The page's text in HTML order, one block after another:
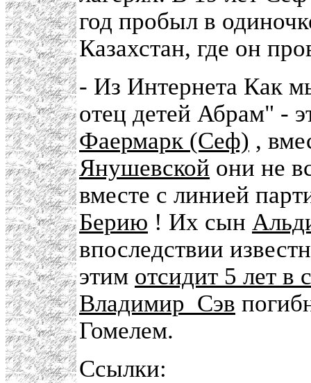
год пробыл в
Казахстан, где он
- Из Интернета Как
отец детей Абрам" -
Фаермарк (Сеф) ,
Янушевской они не
вместе с линией
Берию ! Их сын
впоследствии
этим отсидит 5 лет в
Владимир_Сэв
Гомелем.
Ссылки: